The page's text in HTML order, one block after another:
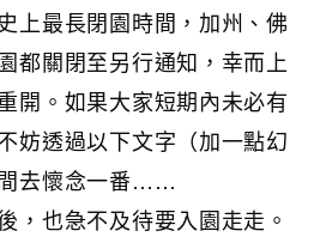
上最長閉園時間，加州、佛
都關閉至另行通知，幸而上
開。如果大家短期內未必有
妨透過以下文字（加一點幻
去懷念一番……
，也急不及待要入園走走。